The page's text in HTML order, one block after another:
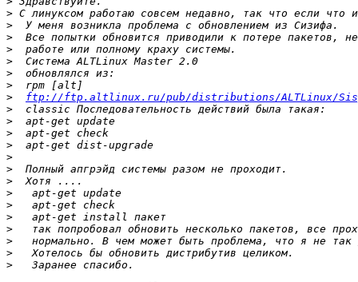
>
>
>
>
>
>
>
>
ftp://ftp.altlinux.ru/pub/distributions/ALTLinux/
>
>
>
>
>
>
>
>
>
>
>
>
>
>